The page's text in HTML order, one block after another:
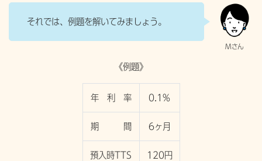
それでは、例題を解いてみましょう。
《例題》
年 利 率 0.1%
期 間 6ヶ月
預入時TTS 120円